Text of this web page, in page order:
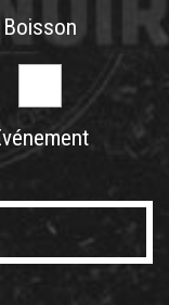
Boisson